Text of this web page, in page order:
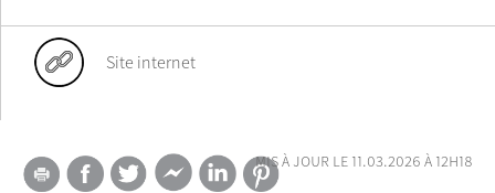
Site internet
mis à jour le 11.03.2026 à 12h18